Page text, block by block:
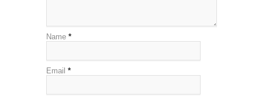
Name *
Email *